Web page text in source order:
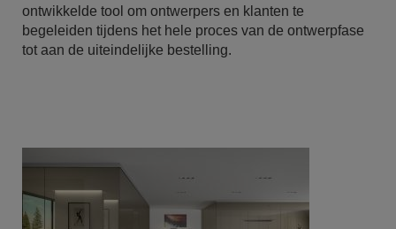
ontwikkelde tool om ontwerpers en klanten te
begeleiden tijdens het hele proces van de ontwerpfase
tot aan de uiteindelijke bestelling.